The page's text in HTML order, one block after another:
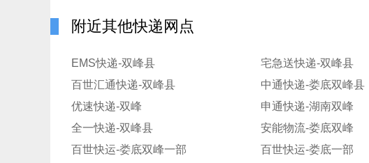
附近其他快递网点
EMS快递-双峰县 宅急送快递-双峰县
百世汇通快递-双峰县
中通快递-娄底双峰县
优速快递-双峰
申通快递-湖南双峰
全一快递-双峰县
安能物流-娄底双峰
百世快运-娄底双峰一部
百世快运-娄底一部